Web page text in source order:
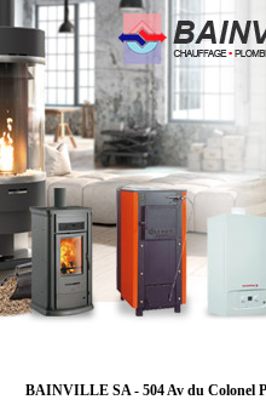
BAINVILLE SA - 504 Av du Colonel